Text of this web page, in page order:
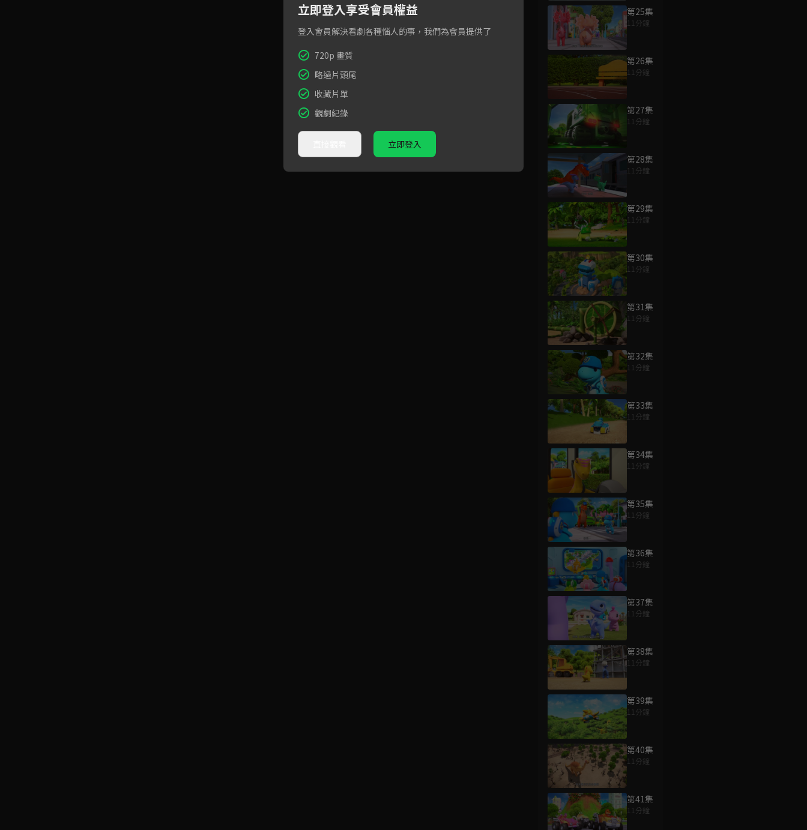
第25集
11分鐘
第26集
11分鐘
第27集
11分鐘
第28集
11分鐘
第29集
11分鐘
第30集
11分鐘
第31集
11分鐘
第32集
11分鐘
第33集
11分鐘
第34集
11分鐘
第35集
11分鐘
第36集
11分鐘
第37集
11分鐘
第38集
11分鐘
第39集
11分鐘
第40集
11分鐘
第41集
11分鐘
立即登入享受會員權益
登入會員解決看劇各種惱人的事，我們為會員提供了
720p 畫質
略過片頭尾
收藏片單
觀劇紀錄
立即登入